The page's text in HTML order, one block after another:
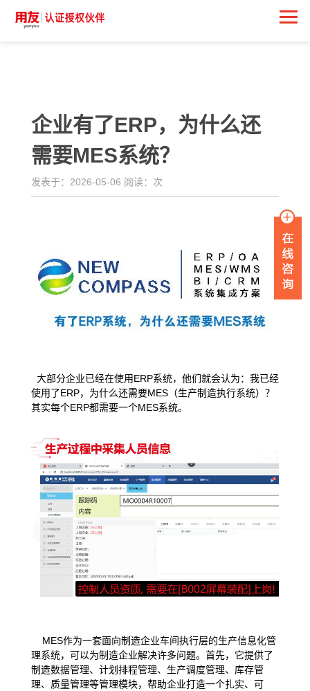
企业有了ERP，为什么还
需要MES系统？
发表于：2026-05-06 阅读： 次
大部分企业已经在使用ERP系统，他们就会认为：我已经
使用了ERP，为什么还需要MES（生产制造执行系统）？
其实每个ERP都需要一个MES系统。
MES作为一套面向制造企业车间执行层的生产信息化管
理系统，可以为制造企业解决许多问题。首先，它提供了
制造数据管理、计划排程管理、生产调度管理、库存管
理、质量管理等管理模块，帮助企业打造一个扎实、可